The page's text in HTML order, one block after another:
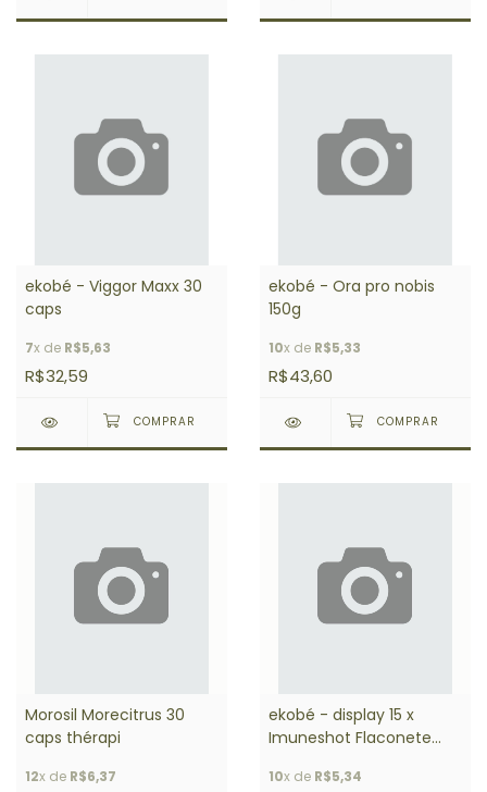
ekobé - Viggor Maxx 30
caps
7x de R$5,63
R$32,59
ekobé - Ora pro nobis
150g
10x de R$5,33
R$43,60
Morosil Morecitrus 30
caps thérapi
12x de R$6,37
ekobé - display 15 x
Imuneshot Flaconete
10x de R$5,34